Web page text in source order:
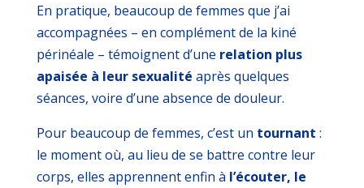
En pratique, beaucoup de femmes que j’ai
accompagnées – en complément de la kiné
périnéale – témoignent d’une relation plus
apaisée à leur sexualité après quelques
séances, voire d’une absence de douleur.
Pour beaucoup de femmes, c’est un tournant :
le moment où, au lieu de se battre contre leur
corps, elles apprennent enfin à l’écouter, le